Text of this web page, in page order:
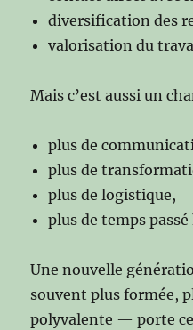
diversification des
valorisation du
Mais c’est aussi un
plus de
plus de
plus de logistique,
plus de temps
Une nouvelle
souvent plus formée,
polyvalente — porte